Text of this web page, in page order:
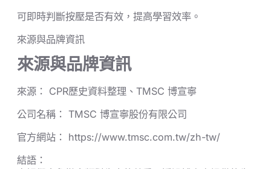
可即時判斷按壓是否有效，提高學習效率。
來源與品牌資訊
來源與品牌資訊
來源： CPR歷史資料整理、TMSC 博宣寧
公司名稱： TMSC 博宣寧股份有限公司
官方網站： https://www.tmsc.com.tw/zh-tw/
結語：